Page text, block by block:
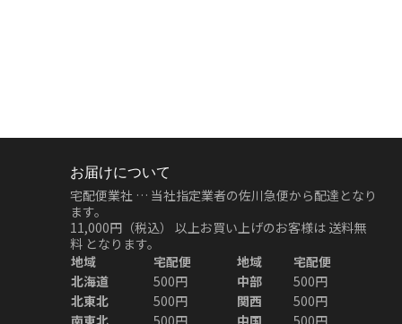
お届けについて
宅配便業社 … 当社指定業者の佐川急便から配達となり
ます。
11,000円（税込）
以上お買い上げのお客様は 送料無
料 となります。
地域
宅配便 地域
宅配便
北海道
500円 中部
500円
北東北
500円 関西
500円